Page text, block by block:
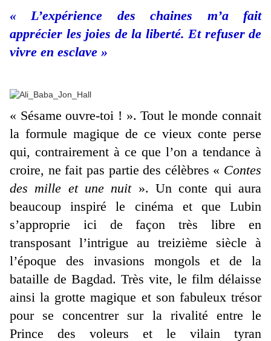
« L’expérience des chaines m’a fait
apprécier les joies de la liberté. Et refuser de
vivre en esclave »
« Sésame ouvre-toi ! ». Tout le monde connait
la formule magique de ce vieux conte perse
qui, contrairement à ce que l’on a tendance à
croire, ne fait pas partie des célèbres « Contes
des mille et une nuit». Un conte qui aura
beaucoup inspiré le cinéma et que Lubin
s’approprie ici de façon très libre en
transposant l’intrigue au treizième siècle à
l’époque des invasions mongols et de la
bataille de Bagdad. Très vite, le film délaisse
ainsi la grotte magique et son fabuleux trésor
pour se concentrer sur la rivalité entre le
Prince des voleurs et le vilain tyran